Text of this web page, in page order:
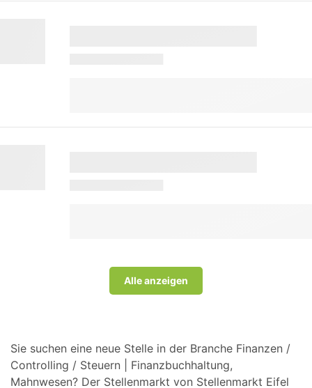
Alle anzeigen
Sie suchen eine neue Stelle in der Branche Finanzen /
Controlling / Steuern | Finanzbuchhaltung,
Mahnwesen? Der Stellenmarkt von Stellenmarkt Eifel